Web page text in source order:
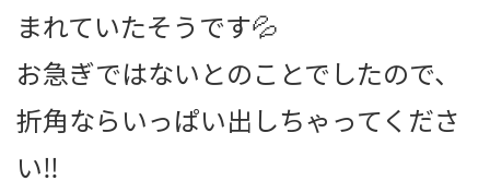
まれていたそうです💦
お急ぎではないとのことでしたので、
折角ならいっぱい出しちゃってくださ
い‼️